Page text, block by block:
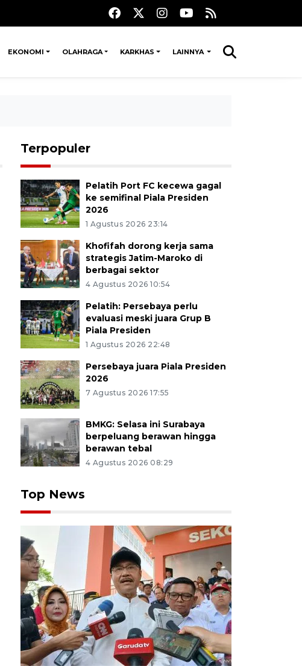
EKONOMI OLAHRAGA KARKHAS LAINNYA
Terpopuler
Pelatih Port FC kecewa gagal
ke semifinal Piala Presiden
2026
1 Agustus 2026 23:14
Khofifah dorong kerja sama
strategis Jatim-Maroko di
berbagai sektor
4 Agustus 2026 10:54
Pelatih: Persebaya perlu
evaluasi meski juara Grup B
Piala Presiden
1 Agustus 2026 22:48
Persebaya juara Piala Presiden
2026
7 Agustus 2026 17:55
BMKG: Selasa ini Surabaya
berpeluang berawan hingga
berawan tebal
4 Agustus 2026 08:29
Top News